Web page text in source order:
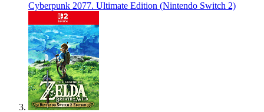
Cyberpunk 2077. Ultimate Edition (Nintendo Switch 2)